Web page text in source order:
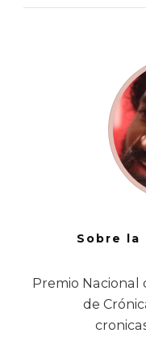
Sobre
Premio Nacional
de